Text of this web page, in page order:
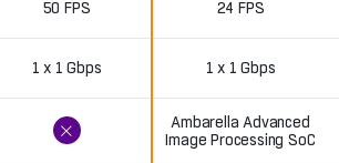
50 FPS 24 FPS
1 x 1 Gbps 1 x 1 Gbps
Ambarella Advanced
Image Processing SoC